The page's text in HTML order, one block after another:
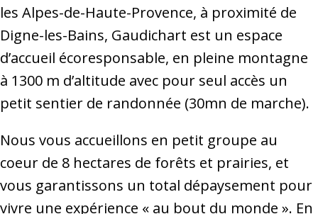
les Alpes-de-Haute-Provence, à proximité de
Digne-les-Bains, Gaudichart est un espace
d’accueil écoresponsable, en pleine montagne
à 1300 m d’altitude avec pour seul accès un
petit sentier de randonnée (30mn de marche).
​Nous vous accueillons en petit groupe au
coeur de 8 hectares de forêts et prairies, et
vous garantissons un total dépaysement pour
vivre une expérience « au bout du monde ». En